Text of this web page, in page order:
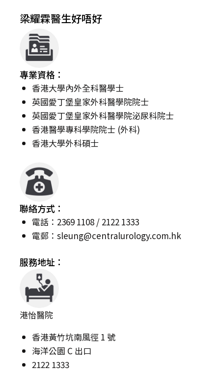
梁耀霖醫生好唔好
專業資格：
香港大學內外全科醫學士
英國愛丁堡皇家外科醫學院院士
英國愛丁堡皇家外科醫學院泌尿科院士
香港醫學專科學院院士 (外科)
香港大學外科碩士
聯絡方式：
電話：2369 1108 / 2122 1333
電郵： sleung@centralurology.com.hk
服務地址：
港怡醫院
香港黃竹坑南風徑 1 號
海洋公園 C 出口
2122 1333